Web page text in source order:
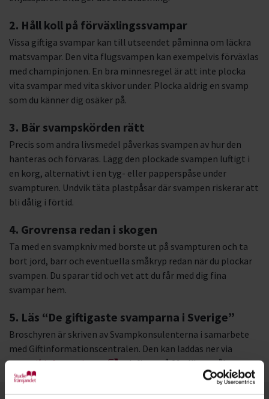
2. Håll koll på förväxlingssvampar
Vissa giftiga svampar kan till utseendet påminna om läckra
matsvampar. Den vita flugsvampen kan exempelvis förväxlas
med champinjonen. En bra minnesregel är att inte plocka
vita svampar med vita skivor under. Plocka aldrig en svamp
som du känner dig osäker på.
3. Bär svampskörden rätt
Precis som andra livsmedel påverkas svampen av hur den
hanteras och förvaras. Lägg den plockade svampen luftigt i
en korg, alternativt i en tyg- eller papperspåse under
svampturen. Undvik täta plastpåsar där svampen riskerar att
bli dålig i förtid.
4. Grovrensa redan i skogen
Ta med en svampkniv med borste ut på svampturen och ta
bort jord, barr och eventuella småkryp redan när du plockar
svampen. Du sparar tid och vet att du får med dig fina
svampar hem.
5. Läs “De giftigaste svamparna i Sverige”
Broschyren är skriven av Svampkonsulenterna i samarbete
med Giftinformationscentralen. Den kan laddas ner via
www.giftinformation.se
och finns på 29 olika språk.